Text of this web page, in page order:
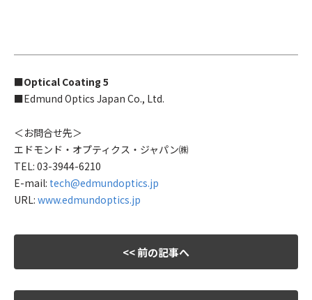
■Optical Coating 5
■Edmund Optics Japan Co., Ltd.
＜お問合せ先＞
エドモンド・オプティクス・ジャパン㈱
TEL: 03-3944-6210
E-mail: tech@edmundoptics.jp
URL: www.edmundoptics.jp
<< 前の記事へ